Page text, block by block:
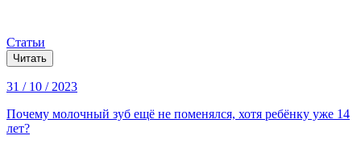
Статьи
Читать
31 / 10 / 2023
Почему молочный зуб ещё не поменялся, хотя ребёнку уже 14
лет?